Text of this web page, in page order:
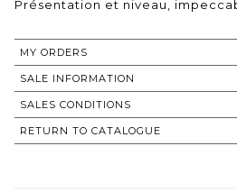
MY ORDERS
SALE INFORMATION
SALES CONDITIONS
RETURN TO CATALOGUE